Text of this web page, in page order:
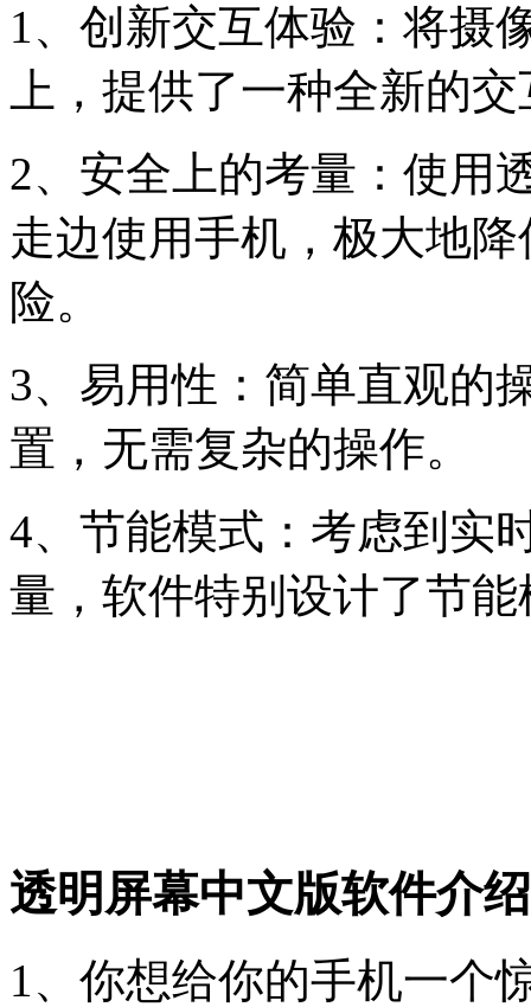
1、创新交互体验：将摄
上，提供了一种全新的
2、安全上的考量：使用
走边使用手机，极大地
险。
3、易用性：简单直观的
置，无需复杂的操作。
4、节能模式：考虑到实
量，软件特别设计了节
透明屏幕中文版软件介绍
1、你想给你的手机一个